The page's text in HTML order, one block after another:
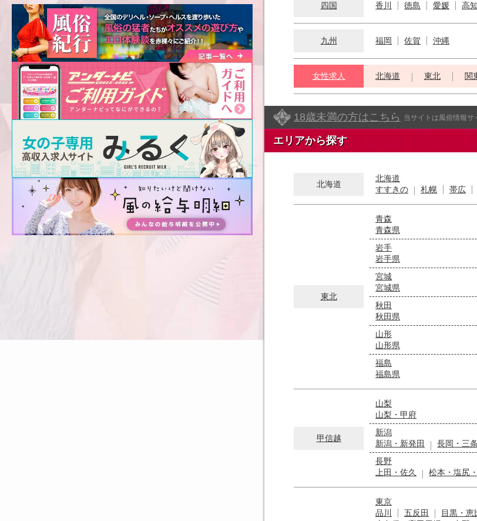
四国 香川 徳島 愛媛 高知
九州 福岡 佐賀 沖縄
女性求人 北海道 東北 関
18歳未満の方はこちら 当サイトは風俗情報サ
エリアから探す
北海道
北海道
すすきの
札幌 帯広
東北
青森
青森県
岩手
岩手県
宮城
宮城県
秋田
秋田県
山形
山形県
福島
福島県
甲信越
山梨
山梨・甲府
新潟
新潟・新発田
長岡・三条
長野
上田・佐久
松本・塩尻
東京
品川
五反田 目黒・恵